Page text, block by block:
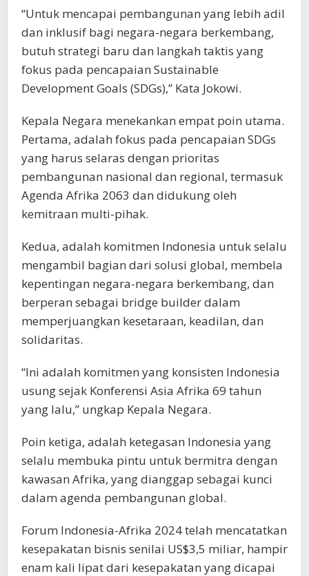
“Untuk mencapai pembangunan yang lebih adil
dan inklusif bagi negara-negara berkembang,
butuh strategi baru dan langkah taktis yang
fokus pada pencapaian Sustainable
Development Goals (SDGs),” Kata Jokowi.
Kepala Negara menekankan empat poin utama.
Pertama, adalah fokus pada pencapaian SDGs
yang harus selaras dengan prioritas
pembangunan nasional dan regional, termasuk
Agenda Afrika 2063 dan didukung oleh
kemitraan multi-pihak.
Kedua, adalah komitmen Indonesia untuk selalu
mengambil bagian dari solusi global, membela
kepentingan negara-negara berkembang, dan
berperan sebagai bridge builder dalam
memperjuangkan kesetaraan, keadilan, dan
solidaritas.
“Ini adalah komitmen yang konsisten Indonesia
usung sejak Konferensi Asia Afrika 69 tahun
yang lalu,” ungkap Kepala Negara.
Poin ketiga, adalah ketegasan Indonesia yang
selalu membuka pintu untuk bermitra dengan
kawasan Afrika, yang dianggap sebagai kunci
dalam agenda pembangunan global.
Forum Indonesia-Afrika 2024 telah mencatatkan
kesepakatan bisnis senilai US$3,5 miliar, hampir
enam kali lipat dari kesepakatan yang dicapai